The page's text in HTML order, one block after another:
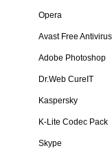
Opera
Avast Free Antivirus
Adobe Photoshop
Dr.Web CureIT
Kaspersky
K-Lite Codec Pack
Skype